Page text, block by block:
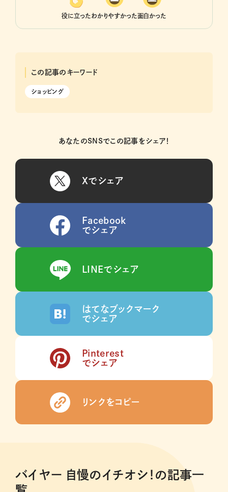
役に立ったわかりやすかった面白かった
この記事のキーワード
ショッピング
あなたのSNSでこの記事をシェア！
Xでシェア
Facebook
でシェア
LINEでシェア
はてなブックマーク
でシェア
Pinterest
でシェア
リンクをコピー
バイヤー 自慢のイチオシ！の記事一